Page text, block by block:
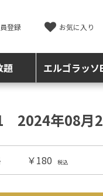
登録 お気に入り
題 エルゴラッソ
2024年08月
￥180 税込